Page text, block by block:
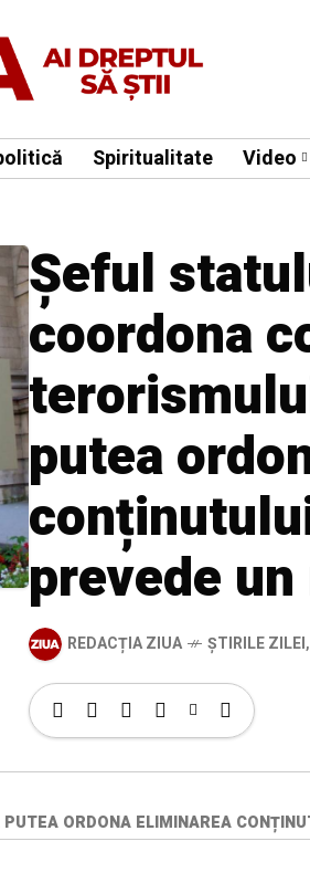
Spiritualitate Video
Șeful
coordona
putea
prevede
REDACȚIA ZIUA ȘTIRILE ZILEI,
ORDONA ELIMINAREA